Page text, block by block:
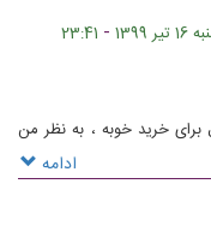
1399
-
23:41
برای خرید خوبه ، به نظر من
ادامه